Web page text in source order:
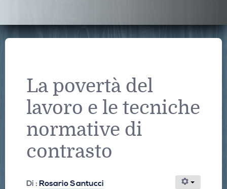
La povertà del
lavoro e le tecniche
normative di
contrasto
Di : Rosario Santucci